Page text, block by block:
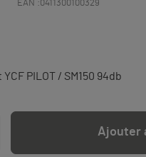
EAN :0411300100329
PILOT / SM150 94db
Ajouter